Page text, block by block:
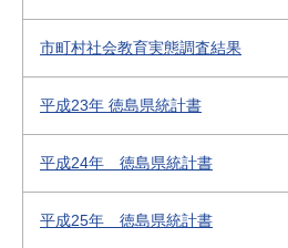
市町村社会教育実態調査結果
平成23年 徳島県統計書
平成24年 徳島県統計書
平成25年 徳島県統計書